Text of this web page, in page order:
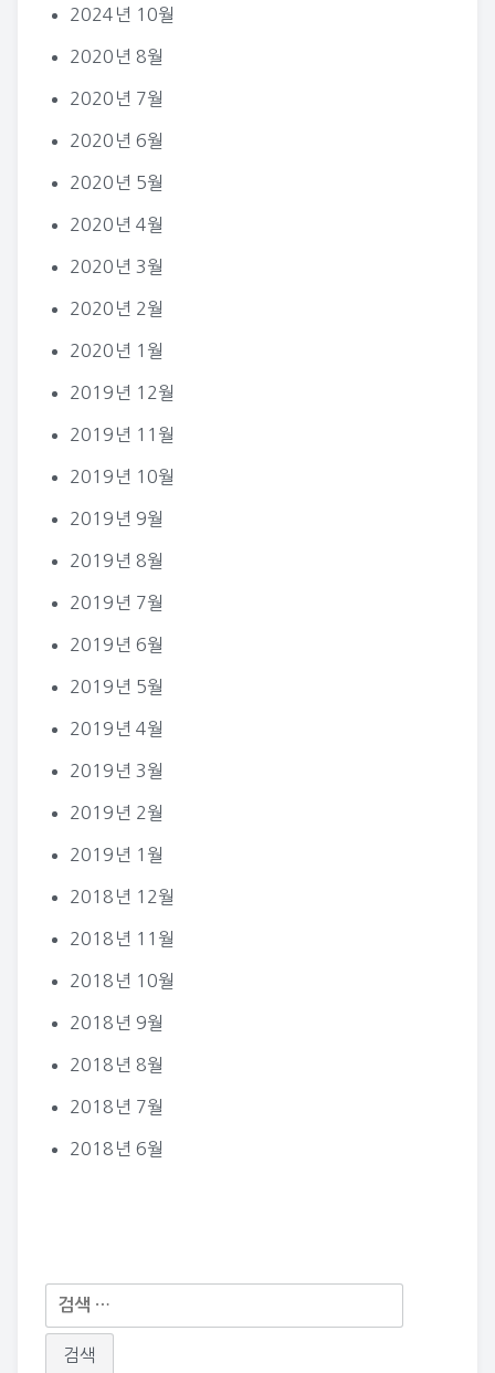
2024년 10월
2020년 8월
2020년 7월
2020년 6월
2020년 5월
2020년 4월
2020년 3월
2020년 2월
2020년 1월
2019년 12월
2019년 11월
2019년 10월
2019년 9월
2019년 8월
2019년 7월
2019년 6월
2019년 5월
2019년 4월
2019년 3월
2019년 2월
2019년 1월
2018년 12월
2018년 11월
2018년 10월
2018년 9월
2018년 8월
2018년 7월
2018년 6월
다
음